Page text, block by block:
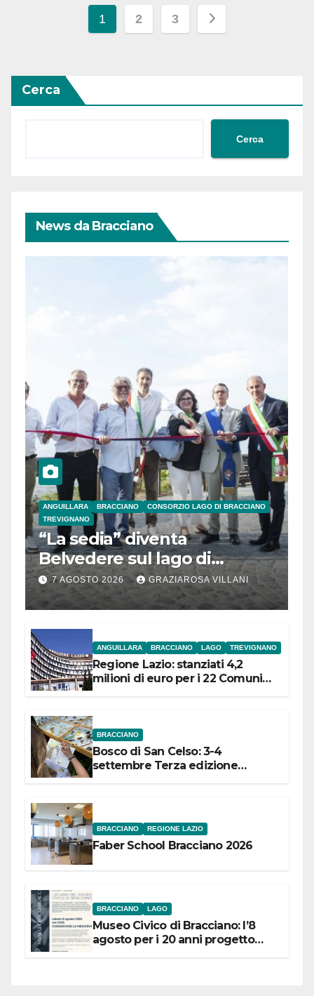
Paginazione
1 2 3
Cerca
Cerca
News da Bracciano
ANGUILLARA BRACCIANO
CONSORZIO LAGO DI BRACCIANO
TREVIGNANO
“La sedia” diventa
Belvedere sul lago di
Bracciano: ieri
l’inaugurazione
7 AGOSTO 2026 GRAZIAROSA VILLANI
ANGUILLARA BRACCIANO LAGO TREVIGNANO
Regione Lazio: stanziati 4,2
milioni di euro per i 22 Comuni
BRACCIANO
Bosco di San Celso: 3-4
settembre Terza edizione
BRACCIANO REGIONE LAZIO
Faber School Bracciano 2026
BRACCIANO LAGO
Museo Civico di Bracciano: l’8
agosto per i 20 anni progetto